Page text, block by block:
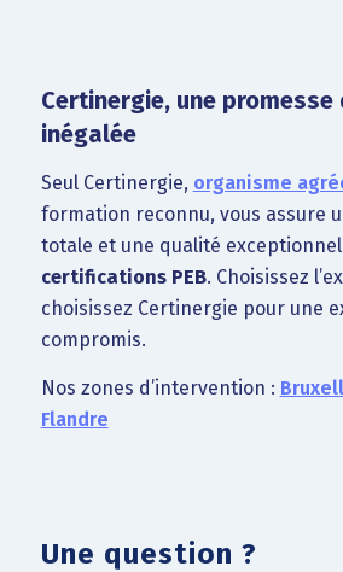
Certinergie, une
inégalée
Seul Certinergie, organisme
formation reconnu, vous assure
totale et une qualité
certifications PEB. Choisissez
choisissez Certinergie pour une
compromis.
Nos zones d’intervention :
Flandre
Une question ?